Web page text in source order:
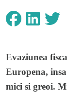
Evaziunea
Europena,
mici si greoi.